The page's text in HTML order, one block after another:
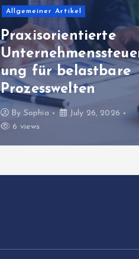
Bildung & Wissenschaft
Lernfortschritte mit
digitalen Analysen
gezielt auswerten
By Sophia
July 23, 2026
10 views